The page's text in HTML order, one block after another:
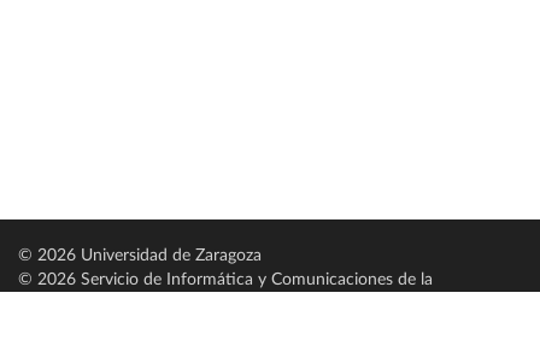
© 2026 Universidad de Zaragoza
© 2026 Servicio de Informática y Comunicaciones de la